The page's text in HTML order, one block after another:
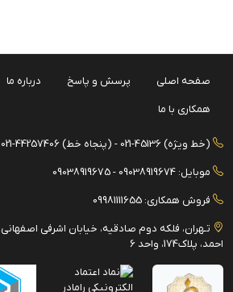
صفحه اصلی پرسش و پاسخ درباره ما
همکاری با ما
(خط ویژه) 45136-021 - (پنجاه خط) 44257406-021
موبایل: 09038919674 - 09038919675
فروش همکاری: 09981111655
تـهران، فلکه دوم صادقیه، خیابان اشرفی اصفهانی،
احمد، پلاک174، واحد 6